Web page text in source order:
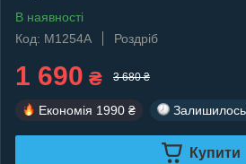
В наявності
Код: M1254A
Роздріб
1 690 ₴ 3 680 ₴
Економія 1990 ₴ Залишилось
Купити